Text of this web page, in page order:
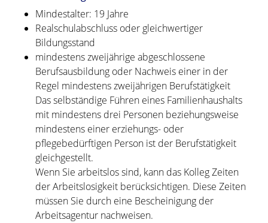
Mindestalter: 19 Jahre
Realschulabschluss oder gleichwertiger
Bildungsstand
mindestens zweijährige abgeschlossene
Berufsausbildung oder Nachweis einer in der
Regel mindestens zweijährigen Berufstätigkeit
Das selbständige Führen eines Familienhaushalts
mit mindestens drei Personen beziehungsweise
mindestens einer erziehungs- oder
pflegebedürftigen Person ist der Berufstätigkeit
gleichgestellt.
Wenn Sie arbeitslos sind, kann das Kolleg Zeiten
der Arbeitslosigkeit berücksichtigen. Diese Zeiten
müssen Sie durch eine Bescheinigung der
Arbeitsagentur nachweisen.